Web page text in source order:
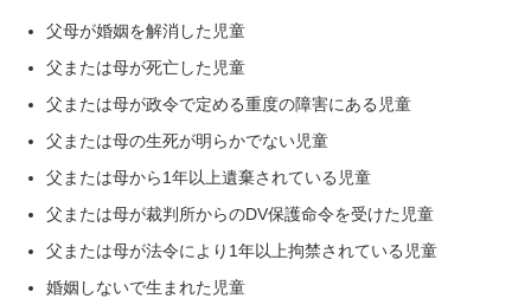
父母が婚姻を解消した児童
父または母が死亡した児童
父または母が政令で定める重度の障害にある児童
父または母の生死が明らかでない児童
父または母から1年以上遺棄されている児童
父または母が裁判所からのDV保護命令を受けた児童
父または母が法令により1年以上拘禁されている児童
婚姻しないで生まれた児童